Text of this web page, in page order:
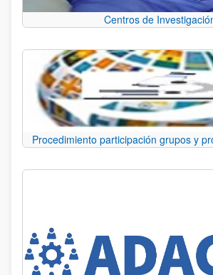
Centros de
Procedimiento participación grupos y